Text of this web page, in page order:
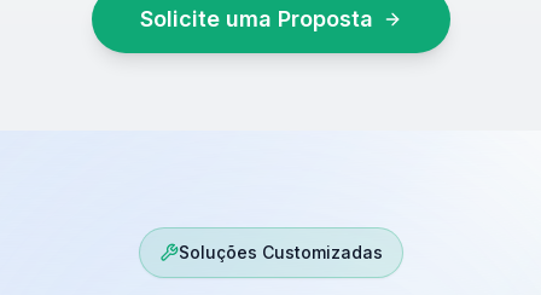
Solicite uma Proposta
Soluções Customizadas